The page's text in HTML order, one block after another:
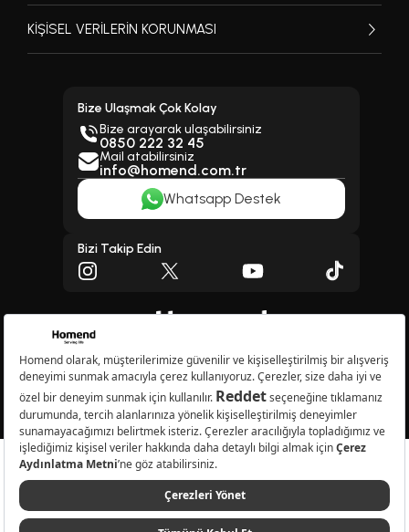
KİŞİSEL VERİLERİN KORUNMASI
Bize Ulaşmak Çok Kolay
Bize arayarak ulaşabilirsiniz
0850 222 32 45
Mail atabilirsiniz
info@homend.com.tr
Whatsapp Destek
Bizi Takip Edin
Copyright © 2026 Homend A.Ş. Tüm Hakları Saklıdır.